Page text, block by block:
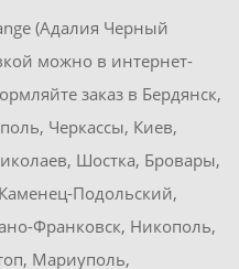
(Адалия Черный
можно в интернет-
заказ в Бердянск,
Черкассы, Киев,
Шостка, Бровары,
Подольский,
Франковск, Никополь,
Мариуполь,